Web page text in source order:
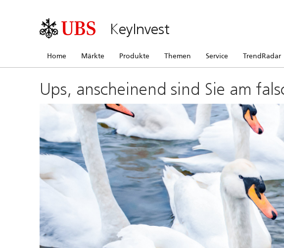
KeyInvest
Home Märkte Produkte Themen Service TrendRadar
Ups, anscheinend sind Sie am